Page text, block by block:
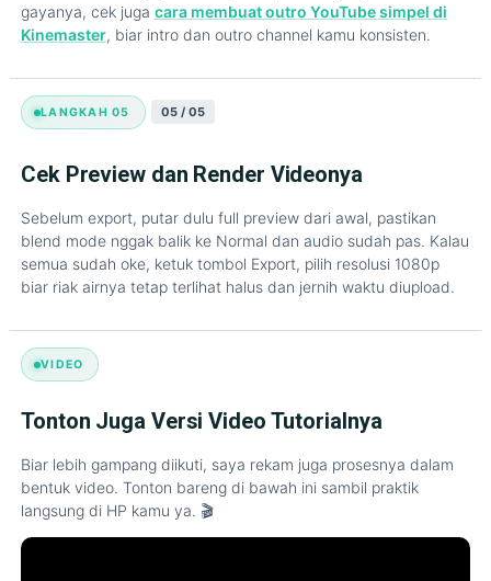
gayanya, cek juga cara membuat outro YouTube simpel di
Kinemaster, biar intro dan outro channel kamu konsisten.
LANGKAH 05 05 / 05
Cek Preview dan Render Videonya
Sebelum export, putar dulu full preview dari awal, pastikan
blend mode nggak balik ke Normal dan audio sudah pas. Kalau
semua sudah oke, ketuk tombol Export, pilih resolusi 1080p
biar riak airnya tetap terlihat halus dan jernih waktu diupload.
VIDEO
Tonton Juga Versi Video Tutorialnya
Biar lebih gampang diikuti, saya rekam juga prosesnya dalam
bentuk video. Tonton bareng di bawah ini sambil praktik
langsung di HP kamu ya. 🎬